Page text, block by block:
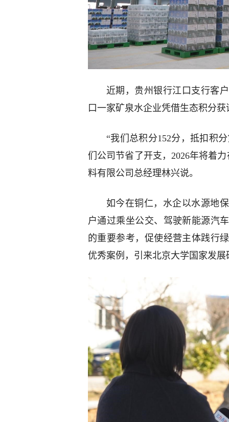
近期，贵州银行江口支行客
口一家矿泉水企业凭借生态积分获
“我们总积分152分，抵扣积
们公司节省了开支，2026年将着
料有限公司总经理林兴说。
如今在铜仁，水企以水源地
户通过乘坐公交、驾驶新能源汽
的重要参考，促使经营主体践行
优秀案例，引来北京大学国家发展